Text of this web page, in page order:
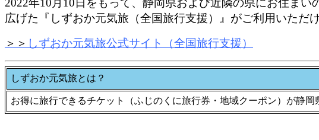
2022年10月10日をもって、静岡県および近隣の県にお住ま
広げた『しずおか元気旅（全国旅行支援）』がご利用いただけ
＞＞ しずおか元気旅公式サイト（全国旅行支援）
しずおか元気旅とは？
お得に旅行できるチケット（ふじのくに旅行券・地域クーポン）が静岡